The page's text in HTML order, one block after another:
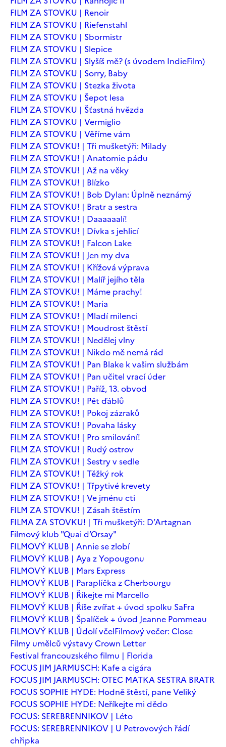
FILM ZA STOVKU | Renoir
FILM ZA STOVKU | Riefenstahl
FILM ZA STOVKU | Sbormistr
FILM ZA STOVKU | Slepice
FILM ZA STOVKU | Slyšíš mě? (s úvodem IndieFilm)
FILM ZA STOVKU | Sorry, Baby
FILM ZA STOVKU | Stezka života
FILM ZA STOVKU | Šepot lesa
FILM ZA STOVKU | Šťastná hvězda
FILM ZA STOVKU | Vermiglio
FILM ZA STOVKU | Věříme vám
FILM ZA STOVKU! | Tři mušketýři: Milady
FILM ZA STOVKU! | Anatomie pádu
FILM ZA STOVKU! | Až na věky
FILM ZA STOVKU! | Blízko
FILM ZA STOVKU! | Bob Dylan: Úplně neznámý
FILM ZA STOVKU! | Bratr a sestra
FILM ZA STOVKU! | Daaaaaalí!
FILM ZA STOVKU! | Dívka s jehlicí
FILM ZA STOVKU! | Falcon Lake
FILM ZA STOVKU! | Jen my dva
FILM ZA STOVKU! | Křížová výprava
FILM ZA STOVKU! | Malíř jejího těla
FILM ZA STOVKU! | Máme prachy!
FILM ZA STOVKU! | Maria
FILM ZA STOVKU! | Mladí milenci
FILM ZA STOVKU! | Moudrost štěstí
FILM ZA STOVKU! | Nedělej vlny
FILM ZA STOVKU! | Nikdo mě nemá rád
FILM ZA STOVKU! | Pan Blake k vašim službám
FILM ZA STOVKU! | Pan učitel vrací úder
FILM ZA STOVKU! | Paříž, 13. obvod
FILM ZA STOVKU! | Pět ďáblů
FILM ZA STOVKU! | Pokoj zázraků
FILM ZA STOVKU! | Povaha lásky
FILM ZA STOVKU! | Pro smilování!
FILM ZA STOVKU! | Rudý ostrov
FILM ZA STOVKU! | Sestry v sedle
FILM ZA STOVKU! | Těžký rok
FILM ZA STOVKU! | Třpytivé krevety
FILM ZA STOVKU! | Ve jménu cti
FILM ZA STOVKU! | Zásah štěstím
FILMA ZA STOVKU! | Tři mušketýři: D’Artagnan
Filmový klub "Quai d’Orsay"
FILMOVÝ KLUB | Annie se zlobí
FILMOVÝ KLUB | Aya z Yopougonu
FILMOVÝ KLUB | Mars Express
FILMOVÝ KLUB | Paraplíčka z Cherbourgu
FILMOVÝ KLUB | Říkejte mi Marcello
FILMOVÝ KLUB | Říše zvířat + úvod spolku SaFra
FILMOVÝ KLUB | Špalíček + úvod Jeanne Pommeau
FILMOVÝ KLUB | Údolí včelFilmový večer: Close
Filmy umělců výstavy Crown Letter
Festival francouzského filmu | Florida
FOCUS JIM JARMUSCH: Kafe a cigára
FOCUS JIM JARMUSCH: OTEC MATKA SESTRA BRATR
FOCUS SOPHIE HYDE: Hodně štěstí, pane Veliký
FOCUS SOPHIE HYDE: Neříkejte mi dědo
FOCUS: SEREBRENNIKOV | Léto
FOCUS: SEREBRENNIKOV | U Petrovových řádí
chřipka